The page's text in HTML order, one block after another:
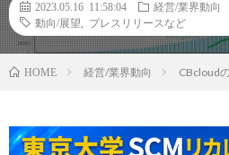
2023.05.16 11:58:04
経営/業界動向
動向/展望
プレスリリースなど
HOME 経営/業界動向 CBcloud